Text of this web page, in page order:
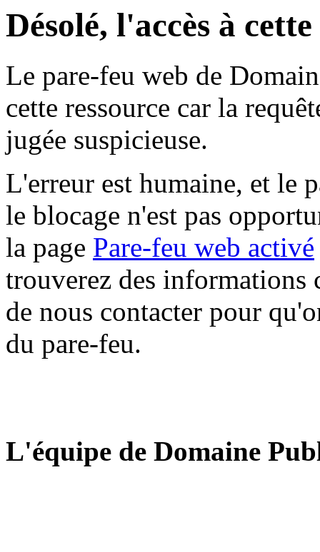
Désolé, l'accès à
Le pare-feu web de
cette ressource car la
jugée suspicieuse.
L'erreur est humaine, et le
le blocage n'est pas
la page Pare-feu web activé
trouverez des informations
de nous contacter pour
du pare-feu.
L'équipe de Domaine